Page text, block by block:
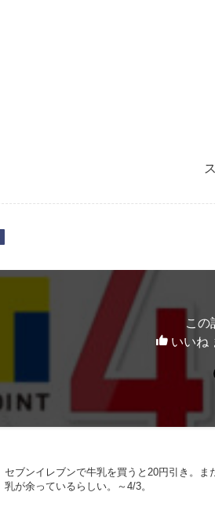
この
いいね
セブンイレブンで牛乳を買うと20円引き。ま
乳が余っているらしい。～4/3。